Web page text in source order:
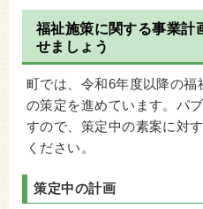
福祉施策に関する事業計
せましょう
町では、令和6年度以降の
の策定を進めています。パ
すので、策定中の素案に対
ください。
策定中の計画